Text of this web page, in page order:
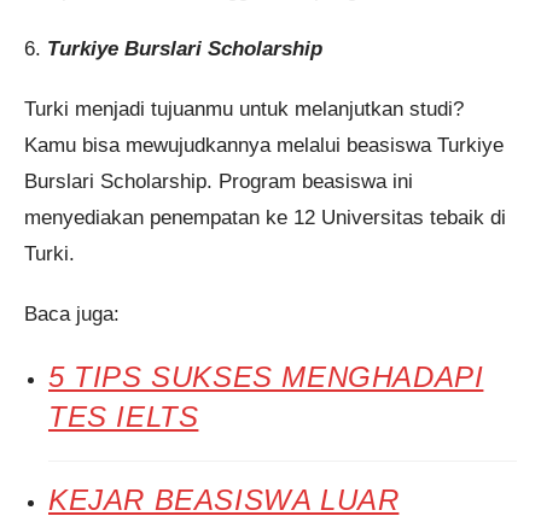
6. Turkiye Burslari Scholarship
Turki menjadi tujuanmu untuk melanjutkan studi?
Kamu bisa mewujudkannya melalui beasiswa Turkiye
Burslari Scholarship. Program beasiswa ini
menyediakan penempatan ke 12 Universitas tebaik di
Turki.
Baca juga:
5 TIPS SUKSES MENGHADAPI
TES IELTS
KEJAR BEASISWA LUAR